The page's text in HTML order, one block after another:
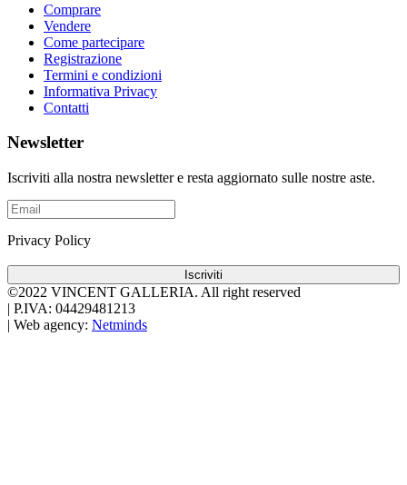
Comprare
Vendere
Come partecipare
Registrazione
Termini e condizioni
Informativa Privacy
Contatti
Newsletter
Iscriviti alla nostra newsletter e resta aggiornato sulle nostre aste.
Privacy Policy
Iscriviti
©2022 VINCENT GALLERIA. All right reserved
| P.IVA: 04429481213
| Web agency: Netminds